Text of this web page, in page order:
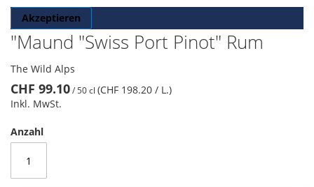
Akzeptieren
"Maund "Swiss Port Pinot" Rum
The Wild Alps
CHF 99.10/50 cl (CHF 198.20 / L.)
Inkl. MwSt.
Anzahl